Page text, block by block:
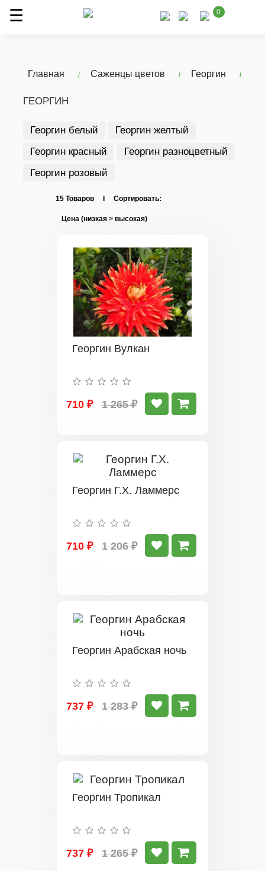
0
Главная Саженцы цветов Георгин
ГЕОРГИН
Георгин белый
Георгин желтый
Георгин красный
Георгин разноцветный
Георгин розовый
15 Товаров I Сортировать:
Георгин Вулкан
710 ₽ 1 265 ₽
Георгин Г.Х. Ламмерс
710 ₽ 1 206 ₽
Георгин Арабская ночь
737 ₽ 1 283 ₽
Георгин Тропикал
737 ₽ 1 265 ₽